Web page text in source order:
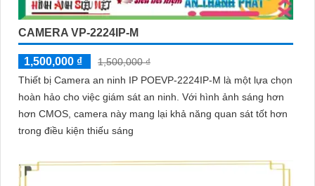
CAMERA VP-2224IP-M
1,500,000 ₫
1,500,000 ₫
Thiết bị Camera an ninh IP POEVP-2224IP-M là một lựa chọn
hoàn hảo cho việc giám sát an ninh. Với hình ảnh sáng hơn
hơn CMOS, camera này mang lại khả năng quan sát tốt hơn
trong điều kiện thiếu sáng